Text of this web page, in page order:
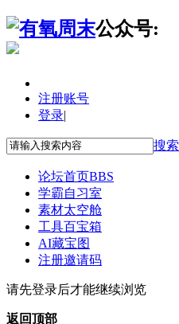
公众号:
注册账号
登录|
搜索
论坛首页BBS
学霸自习室
素材太空舱
工具百宝箱
AI藏宝图
注册邀请码
请先登录后才能继续浏览
返回顶部